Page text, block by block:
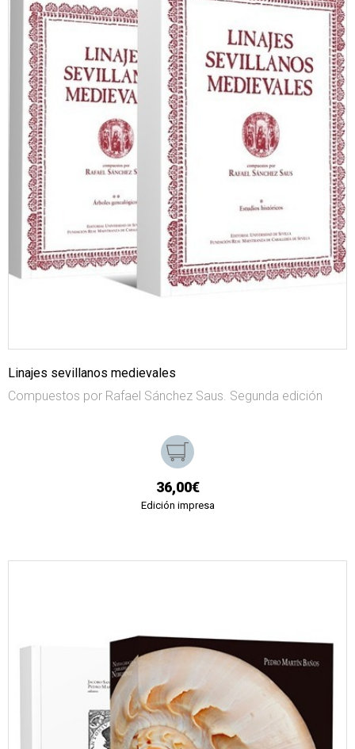
Linajes sevillanos medievales
Compuestos por Rafael Sánchez Saus. Segunda edición
36,00€
Edición impresa